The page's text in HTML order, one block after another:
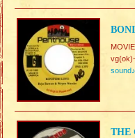
sound♪
THE